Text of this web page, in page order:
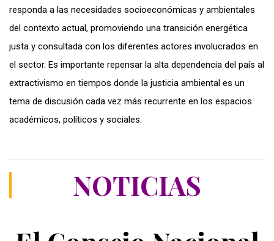
responda a las necesidades socioeconómicas y ambientales
del contexto actual, promoviendo una transición energética
justa y consultada con los diferentes actores involucrados en
el sector. Es importante repensar la alta dependencia del país al
extractivismo en tiempos donde la justicia ambiental es un
tema de discusión cada vez más recurrente en los espacios
académicos, políticos y sociales.
NOTICIAS